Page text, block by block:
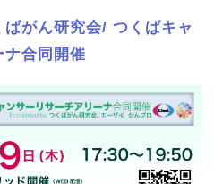
がん研究会/ つくばキャ
ナ合同開催